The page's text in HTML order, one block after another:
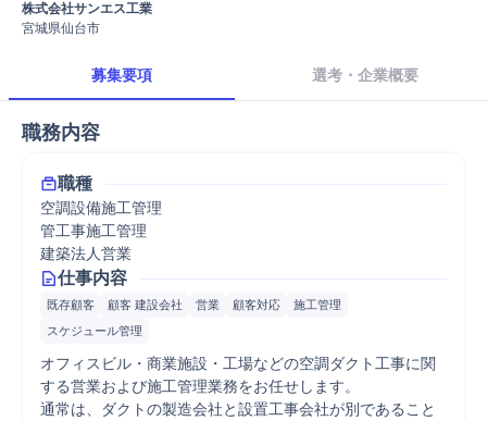
株式会社サンエス工業
宮城県仙台市
募集要項 選考・企業概要
職務内容
職種
空調設備施工管理
管工事施工管理
建築法人営業
仕事内容
既存顧客 顧客 建設会社 営業 顧客対応
施工管理
スケジュール管理
オフィスビル・商業施設・工場などの空調ダクト工事に関
する営業および施工管理業務をお任せします。
通常は、ダクトの製造会社と設置工事会社が別であること